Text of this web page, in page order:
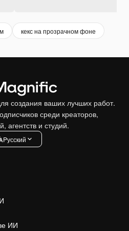
кекс на прозрачном фоне
создания ваших лучших работ.
среди креаторов,
агентств и студий.
Pусский
ИИ